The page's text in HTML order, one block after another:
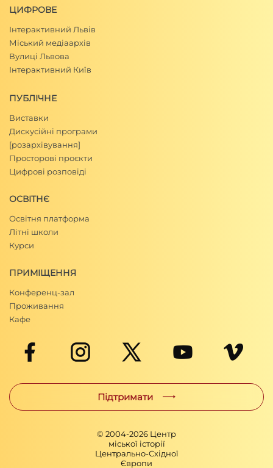
ЦИФРОВЕ
Інтерактивний Львів
Міський медіаархів
Вулиці Львова
Інтерактивний Київ
ПУБЛІЧНЕ
Виставки
Дискусійні програми
[розархівування]
Просторові проєкти
Цифрові розповіді
ОСВІТНЄ
Освітня платформа
Літні школи
Курси
ПРИМІЩЕННЯ
Конференц-зал
Проживання
Кафе
Підтримати
© 2004-2026 Центр
міської історії
Центрально-Східної
Європи